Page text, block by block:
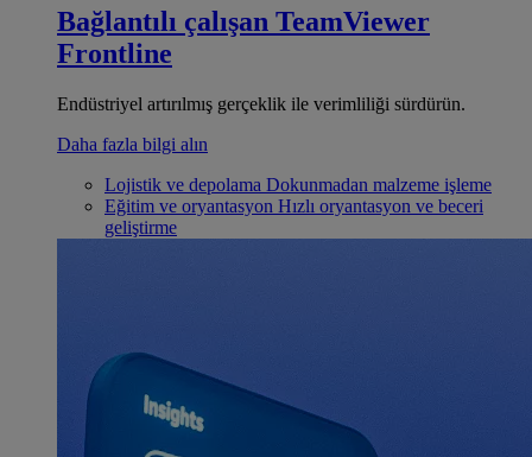
Bağlantılı çalışan TeamViewer
Frontline
Endüstriyel artırılmış gerçeklik ile verimliliği sürdürün.
Daha fazla bilgi alın
Lojistik ve depolama Dokunmadan malzeme işleme
Eğitim ve oryantasyon Hızlı oryantasyon ve beceri
geliştirme